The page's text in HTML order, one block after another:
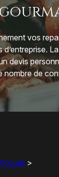
vos
devis
nombre de
>